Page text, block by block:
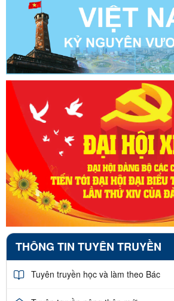
THÔNG TIN TUYÊN TRUYỀN
Tuyên truyền học và làm theo Bác